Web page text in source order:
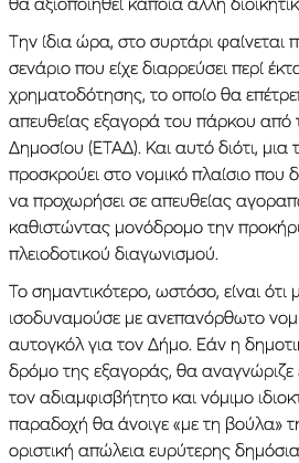
Την ίδια ώρα, στο συρτάρι φαίνεται
σενάριο που είχε διαρρεύσει περί
χρηματοδότησης, το οποίο θα
απευθείας εξαγορά του πάρκου από
Δημοσίου (ΕΤΑΔ). Και αυτό διότι, μια
προσκρούει στο νομικό πλαίσιο που
να προχωρήσει σε απευθείας
καθιστώντας μονόδρομο την
πλειοδοτικού διαγωνισμού.
Το σημαντικότερο, ωστόσο, είναι ότι
ισοδυναμούσε με ανεπανόρθωτο
αυτογκόλ για τον Δήμο. Εάν η
δρόμο της εξαγοράς, θα
τον αδιαμφισβήτητο και νόμιμο
παραδοχή θα άνοιγε «με τη βούλα»
οριστική απώλεια ευρύτερης